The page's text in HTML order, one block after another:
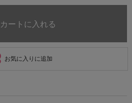
お気に入りに追加